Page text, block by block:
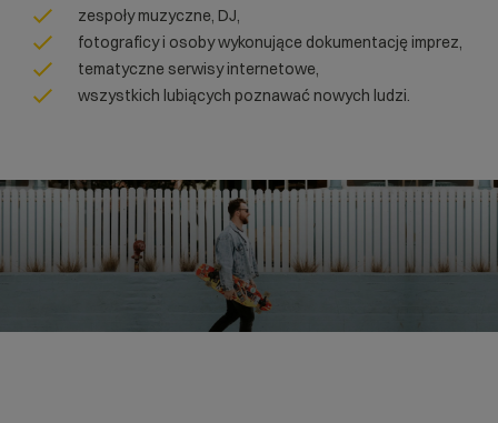
zespoły muzyczne, DJ,
fotograficy i osoby wykonujące dokumentację imprez,
tematyczne serwisy internetowe,
wszystkich lubiących poznawać nowych ludzi.